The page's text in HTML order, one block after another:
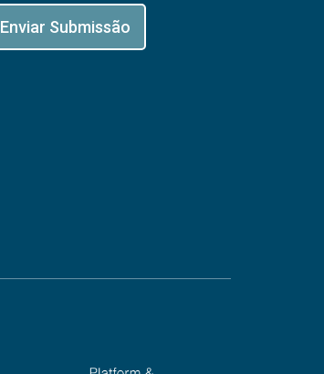
Enviar Submissão